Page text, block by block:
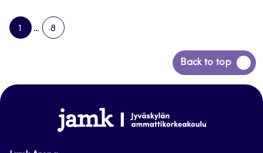
PAGE
1
…
PAGE
8
Back to top
Siirry
takaisin
www.jamk.fi